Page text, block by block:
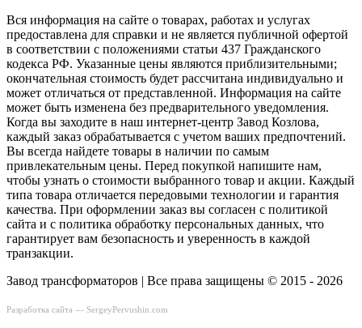
Вся информация на сайте о товарах, работах и услугах
предоставлена для справки и не является публичной офертой
в соответствии с положениями статьи 437 Гражданского
кодекса РФ. Указанные цены являются приблизительными;
окончательная стоимость будет рассчитана индивидуально и
может отличаться от представленной. Информация на сайте
может быть изменена без предварительного уведомления.
Когда вы заходите в наш интернет-центр Завод Козлова,
каждый заказ обрабатывается с учетом ваших предпочтений.
Вы всегда найдете товары в наличии по самым
привлекательным цены. Перед покупкой напишите нам,
чтобы узнать о стоимости выбранного товар и акции. Каждый
типа товара отличается передовыми технологии и гарантия
качества. При оформлении заказ вы согласен с политикой
сайта и с политика обработку персональных данных, что
гарантирует вам безопасность и уверенность в каждой
транзакции.
Завод трансформаторов | Все права защищены © 2015 - 2026
Разработка сайта — SergeyPervushin.com